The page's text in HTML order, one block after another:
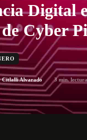
Digital
Cyber
Citlalli Alvarado 3min. lectura